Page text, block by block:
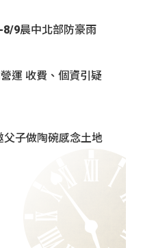
9晨中北部防豪雨
運 收費、個資引疑
父子做陶碗感念土地